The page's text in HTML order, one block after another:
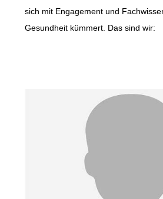
sich mit Engagement und
Gesundheit kümmert. Das sind wir: